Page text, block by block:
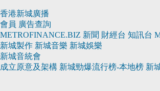
香港新城廣播
會員 廣告查詢
METROFINANCE.BIZ 新聞 財經台 知訊台
新城製作 新城音樂 新城娛樂
新城音統會
成立原意及架構 新城勁爆流行榜-本地榜 新